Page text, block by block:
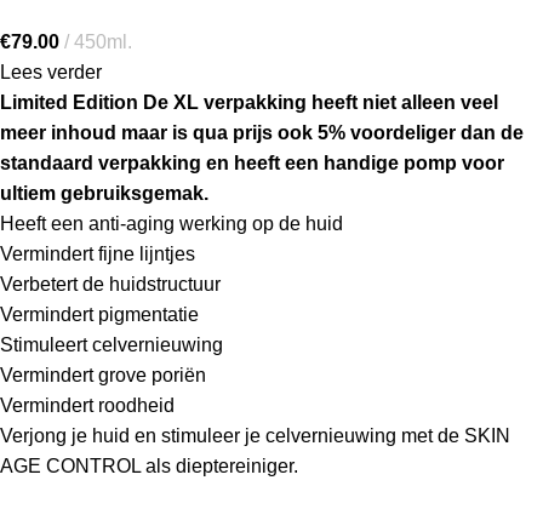
€79.00
450ml.
Lees verder
Limited Edition De XL verpakking heeft niet alleen veel
meer inhoud maar is qua prijs ook 5% voordeliger dan de
standaard verpakking en heeft een handige pomp voor
ultiem gebruiksgemak.
Heeft een anti-aging werking op de huid
Vermindert fijne lijntjes
Verbetert de huidstructuur
Vermindert pigmentatie
Stimuleert celvernieuwing
Vermindert grove poriën
Vermindert roodheid
Verjong je huid en stimuleer je celvernieuwing met de SKIN
AGE CONTROL als dieptereiniger.